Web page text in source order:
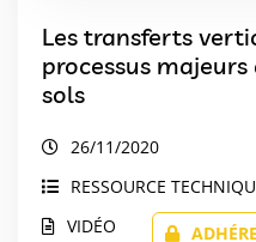
Les transferts
processus majeurs
sols
26/11/2020
RESSOURCE
VIDÉO